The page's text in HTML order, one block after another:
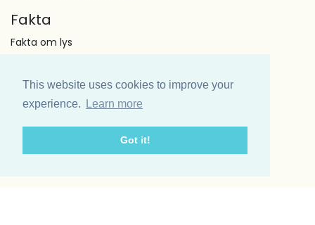
This website uses cookies to improve your
experience.
Learn more
Got it!
Fakta
Fakta om lys
Kundeservice
Om os